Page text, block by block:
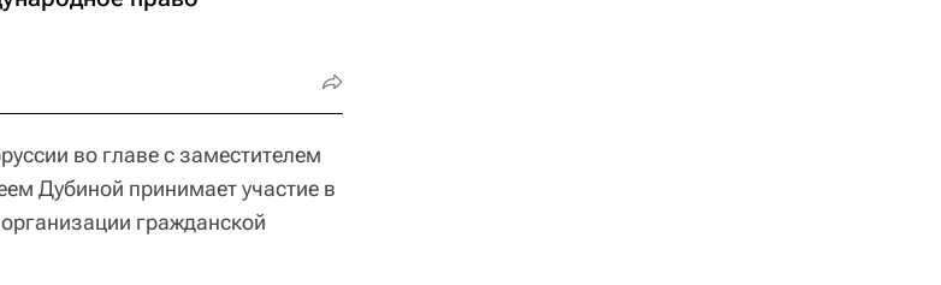
во главе с заместителем
Дубиной принимает участие в
гражданской